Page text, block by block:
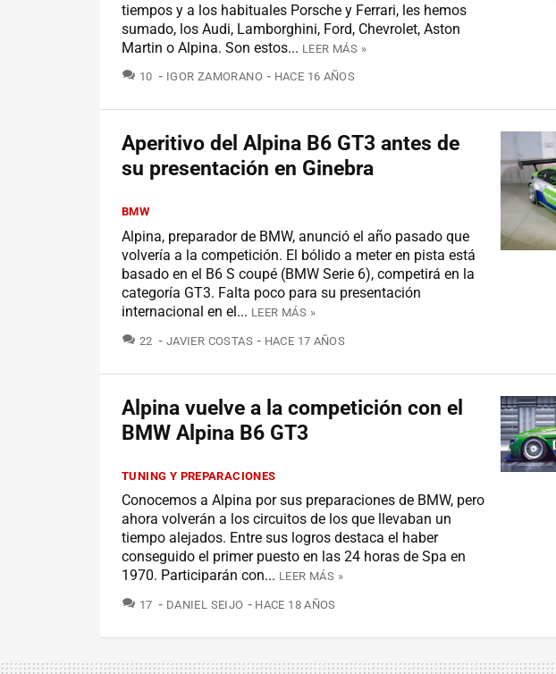
tiempos y a los habituales Porsche y Ferrari, les hemos
sumado, los Audi, Lamborghini, Ford, Chevrolet, Aston
Martin o Alpina. Son estos... LEER MÁS »
10 COMENTARIOS
IGOR ZAMORANO HACE 16 AÑOS
Aperitivo del Alpina B6 GT3 antes de
su presentación en Ginebra
BMW
Alpina, preparador de BMW, anunció el año pasado que
volvería a la competición. El bólido a meter en pista está
basado en el B6 S coupé (BMW Serie 6), competirá en la
categoría GT3. Falta poco para su presentación
internacional en el... LEER MÁS »
22 COMENTARIOS
JAVIER COSTAS HACE 17 AÑOS
Alpina vuelve a la competición con el
BMW Alpina B6 GT3
TUNING Y PREPARACIONES
Conocemos a Alpina por sus preparaciones de BMW, pero
ahora volverán a los circuitos de los que llevaban un
tiempo alejados. Entre sus logros destaca el haber
conseguido el primer puesto en las 24 horas de Spa en
1970. Participarán con... LEER MÁS »
17 COMENTARIOS
DANIEL SEIJO HACE 18 AÑOS